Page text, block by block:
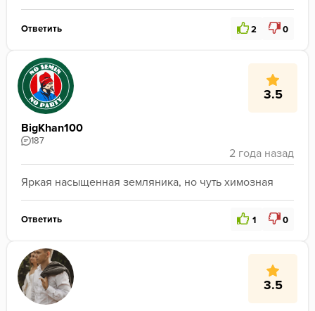
Ответить 2 0
3.5
BigKhan100
187
Яркая насыщенная земляника, но чуть химозная
Ответить 1 0
3.5